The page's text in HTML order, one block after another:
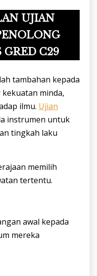
UJIAN
GRED C29
tambahan kepada
minda,
ilmu. Ujian
instrumen untuk
tingkah laku
memilih
tertentu.
awal kepada
mereka